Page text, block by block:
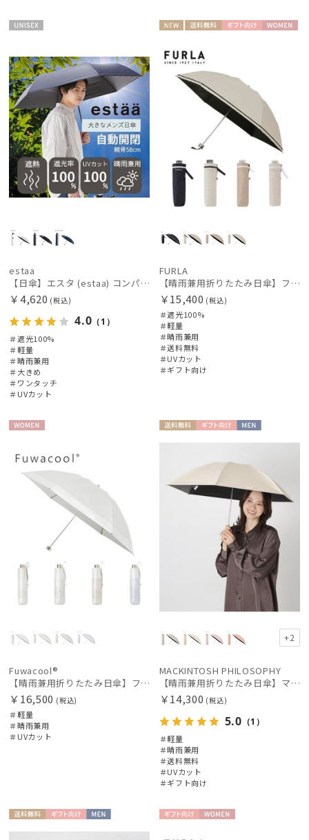
estaa
【日傘】エスタ (estaa) コンパクトワイド58 自動開閉傘 折りたたみ傘 軽量 晴雨兼用 遮光100％ UV100%
￥4,620 (税込)
4.0 （1）
＃遮光100%
＃軽量
＃晴雨兼用
＃大きめ
＃ワンタッチ
＃UVカット
料
FURLA
【晴雨兼用折りたたみ日傘】フルラ (FURLA) ジャガードグログラン 遮光100 遮熱 UV100 軽量
￥15,400 (税込)
＃遮光100%
＃軽量
＃晴雨兼用
＃送料無料
＃UVカット
＃ギフト向け
N
Fuwacool®
【晴雨兼用折りたたみ日傘】フワクール®ホワイト（Fuwacool® White）バイカラー 1級遮光 遮熱 UV99%以上
￥16,500 (税込)
＃軽量
＃晴雨兼用
＃UVカット
+2
MACKINTOSH PHILOSOPHY
【晴雨兼用折りたたみ日傘】マッキントッシュ フィロソフィー (MACKINTOSH PHILOSOPHY)シャンブレーワンポイントロゴ
￥14,300 (税込)
5.0 （1）
＃軽量
＃晴雨兼用
＃送料無料
＃UVカット
＃ギフト向け